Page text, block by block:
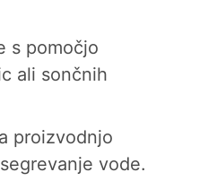
s pomočjo
ali sončnih
proizvodnjo
vode.